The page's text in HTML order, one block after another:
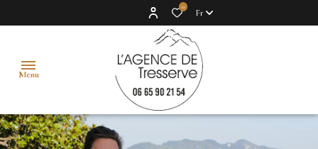
0
Fr
Menu